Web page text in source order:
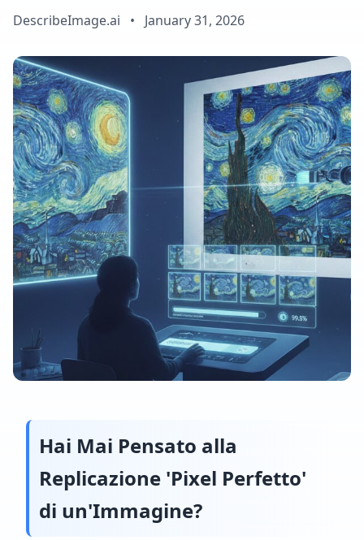
DescribeImage.ai • January 31, 2026
Hai Mai Pensato alla
Replicazione 'Pixel Perfetto'
di un'Immagine?